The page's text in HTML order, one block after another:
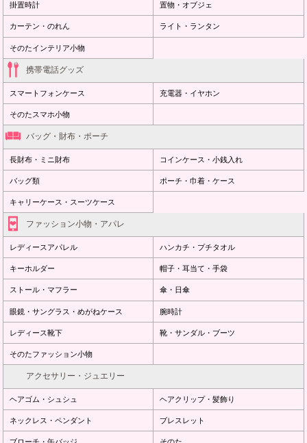
掛置時計 置物・オブジェ
カーテン・のれん ライト・ランタン
そのたインテリア小物
携帯電話グッズ
スマートフォンケース 充電器・イヤホン
そのたスマホ小物
バッグ・財布・ポーチ
長財布・ミニ財布 コインケース・小銭入れ
バッグ類 ポーチ・巾着・ケース
キャリーケース・スーツケース
ファッション小物・アパレ
レディースアパレル ハンカチ・プチタオル
キーホルダー 帽子・耳当て・手袋
ストール・マフラー 傘・日傘
眼鏡・サングラス・めがねケース 腕時計
レディース靴下 靴・サンダル・ブーツ
そのたファッション小物
アクセサリー・ジュエリー
ヘアゴム・シュシュ ヘアクリップ・髪飾り
ネックレス・ペンダント ブレスレット